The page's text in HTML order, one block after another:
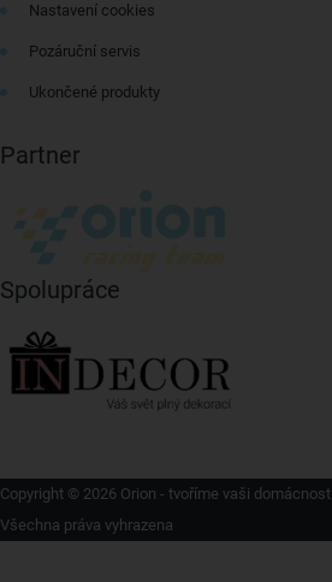
Nastavení cookies
Pozáruční servis
Ukončené produkty
Partner
Spolupráce
Copyright © 2026 Orion - tvoříme vaši domácnost
Všechna práva vyhrazena